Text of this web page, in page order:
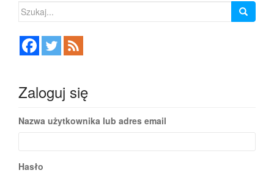
Szukaj:
Zaloguj się
Nazwa użytkownika lub adres email
Hasło